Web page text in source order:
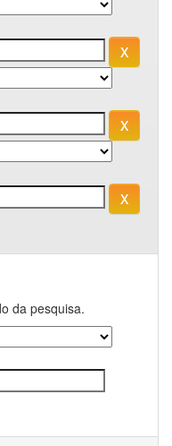
da pesquisa.